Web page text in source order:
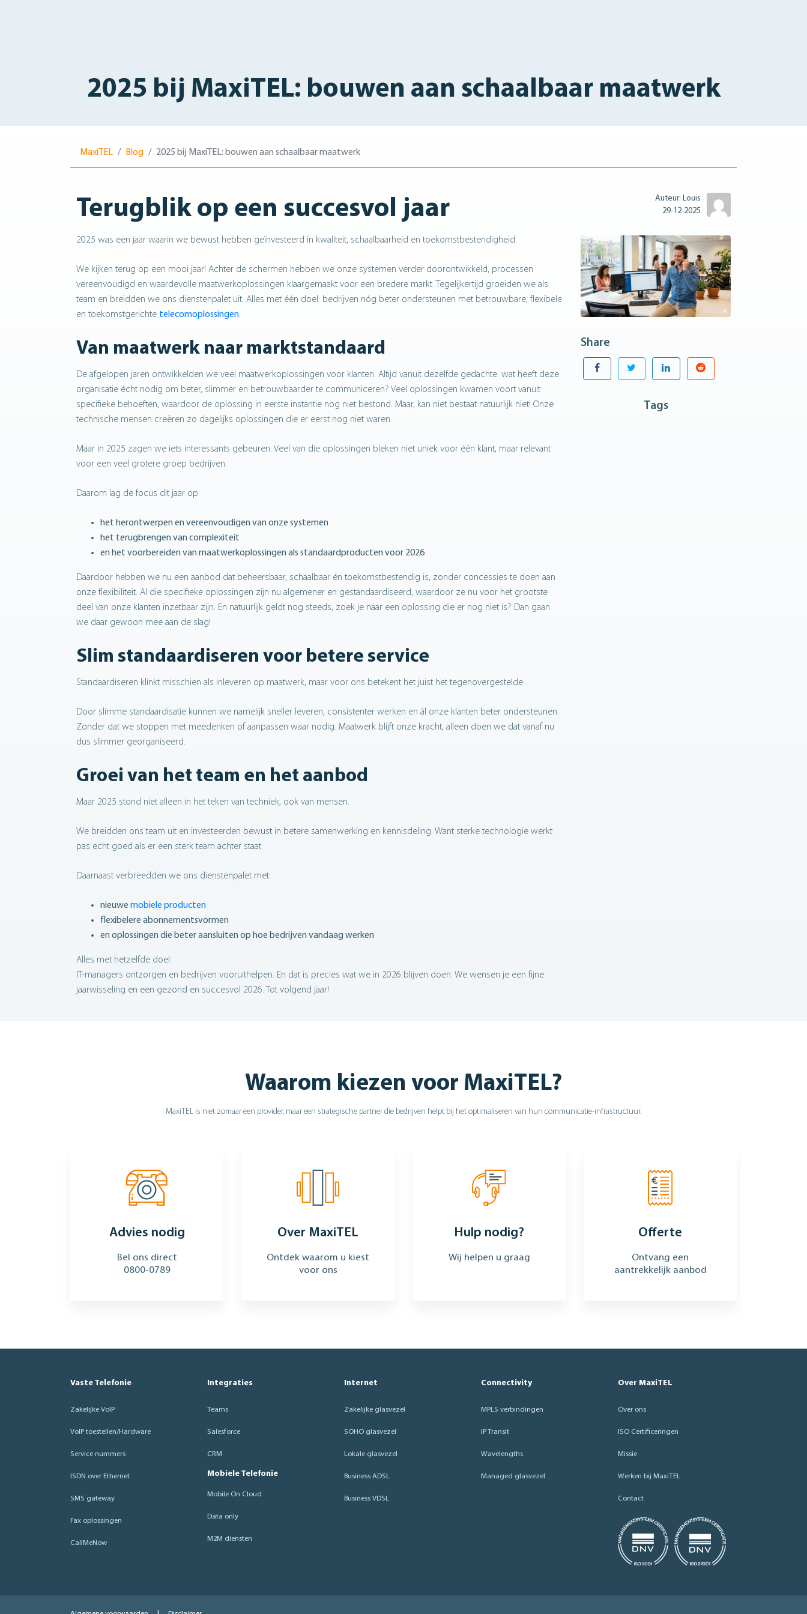
2025 bij MaxiTEL: bouwen aan schaalbaar maatwerk
MaxiTEL Blog 2025 bij MaxiTEL: bouwen aan schaalbaar maatwerk
Terugblik op een succesvol jaar
2025 was een jaar waarin we bewust hebben geïnvesteerd in kwaliteit, schaalbaarheid en toekomstbestendigheid.
We kijken terug op een mooi jaar! Achter de schermen hebben we onze systemen verder doorontwikkeld, processen
vereenvoudigd en waardevolle maatwerkoplossingen klaargemaakt voor een bredere markt. Tegelijkertijd groeiden we als
team en breidden we ons dienstenpalet uit. Alles met één doel: bedrijven nóg beter ondersteunen met betrouwbare, flexibele
en toekomstgerichte telecomoplossingen.
Van maatwerk naar marktstandaard
De afgelopen jaren ontwikkelden we veel maatwerkoplossingen voor klanten. Altijd vanuit dezelfde gedachte: wat heeft deze
organisatie écht nodig om beter, slimmer en betrouwbaarder te communiceren? Veel oplossingen kwamen voort vanuit
specifieke behoeften, waardoor de oplossing in eerste instantie nog niet bestond. Maar, kan niet bestaat natuurlijk niet! Onze
technische mensen creëren zo dagelijks oplossingen die er eerst nog niet waren.
Maar in 2025 zagen we iets interessants gebeuren. Veel van die oplossingen bleken niet uniek voor één klant, maar relevant
voor een veel grotere groep bedrijven.
Daarom lag de focus dit jaar op:
het herontwerpen en vereenvoudigen van onze systemen
het terugbrengen van complexiteit
en het voorbereiden van maatwerkoplossingen als standaardproducten voor 2026
Daardoor hebben we nu een aanbod dat beheersbaar, schaalbaar én toekomstbestendig is, zonder concessies te doen aan
onze flexibiliteit. Al die specifieke oplossingen zijn nu algemener en gestandaardiseerd, waardoor ze nu voor het grootste
deel van onze klanten inzetbaar zijn. En natuurlijk geldt nog steeds, zoek je naar een oplossing die er nog niet is? Dan gaan
we daar gewoon mee aan de slag!
Slim standaardiseren voor betere service
Standaardiseren klinkt misschien als inleveren op maatwerk, maar voor ons betekent het juist het tegenovergestelde.
Door slimme standaardisatie kunnen we namelijk sneller leveren, consistenter werken en ál onze klanten beter ondersteunen.
Zonder dat we stoppen met meedenken of aanpassen waar nodig. Maatwerk blijft onze kracht, alleen doen we dat vanaf nu
dus slimmer georganiseerd.
Groei van het team en het aanbod
Maar 2025 stond niet alleen in het teken van techniek, ook van mensen.
We breidden ons team uit en investeerden bewust in betere samenwerking en kennisdeling. Want sterke technologie werkt
pas echt goed als er een sterk team achter staat.
Daarnaast verbreedden we ons dienstenpalet met:
nieuwe mobiele producten
flexibelere abonnementsvormen
en oplossingen die beter aansluiten op hoe bedrijven vandaag werken
Alles met hetzelfde doel:
IT-managers ontzorgen en bedrijven vooruithelpen. En dat is precies wat we in 2026 blijven doen. We wensen je een fijne
jaarwisseling en een gezond en succesvol 2026. Tot volgend jaar!
Auteur: Louis
29-12-2025
Share
Tags
Waarom kiezen voor MaxiTEL?
MaxiTEL is niet zomaar een provider, maar een strategische partner die bedrijven helpt bij het optimaliseren van hun communicatie-infrastructuur.
Advies nodig
Bel ons direct
0800-0789
Over MaxiTEL
Ontdek waarom u kiest
voor ons
Hulp nodig?
Wij helpen u graag
Offerte
Ontvang een
aantrekkelijk aanbod
Vaste Telefonie
Zakelijke VoIP
VoIP toestellen/Hardware
Service nummers
ISDN over Ethernet
SMS gateway
Fax oplossingen
CallMeNow
Integraties
Teams
Salesforce
CRM
Mobiele Telefonie
Mobile On Cloud
Data only
M2M diensten
Internet
Zakelijke glasvezel
SOHO glasvezel
Lokale glasvezel
Business ADSL
Business VDSL
Connectivity
MPLS verbindingen
IP Transit
Wavelengths
Managed glasvezel
Over MaxiTEL
Over ons
ISO Certificeringen
Missie
Werken bij MaxiTEL
Contact